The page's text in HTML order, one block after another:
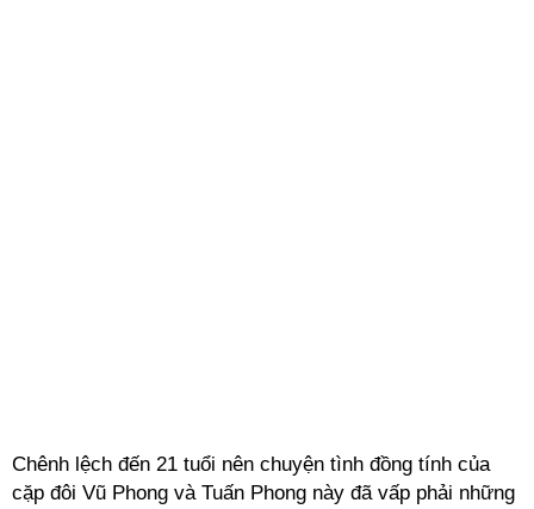
Chênh lệch đến 21 tuổi nên chuyện tình đồng tính của
cặp đôi Vũ Phong và Tuấn Phong này đã vấp phải những